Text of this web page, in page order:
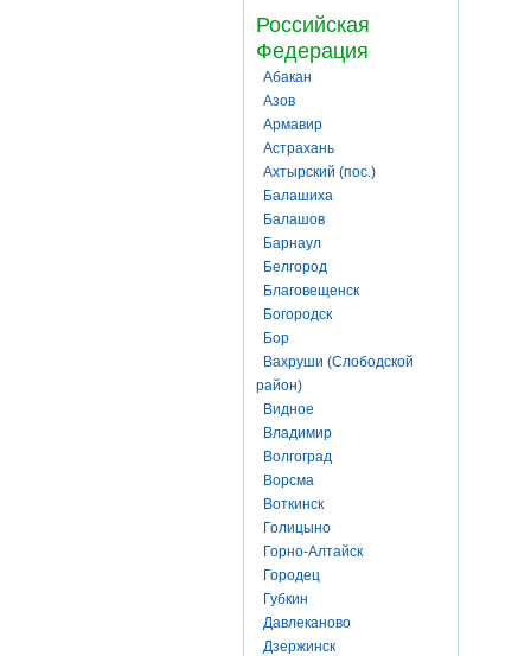
Российская
Федерация
Абакан
Азов
Армавир
Астрахань
Ахтырский (пос.)
Балашиха
Балашов
Барнаул
Белгород
Благовещенск
Богородск
Бор
Вахруши (Слободской
район)
Видное
Владимир
Волгоград
Ворсма
Воткинск
Голицыно
Горно-Алтайск
Городец
Губкин
Давлеканово
Дзержинск